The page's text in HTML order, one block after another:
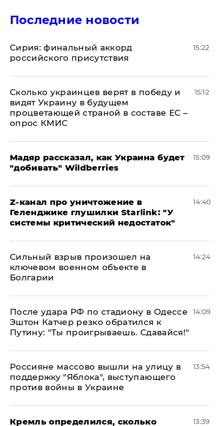
Последние новости
​Сирия: финальный аккорд
российского присутствия
15:22
Сколько украинцев верят в победу и
видят Украину в будущем
процветающей страной в составе ЕС –
опрос КМИС
15:12
Мадяр рассказал, как Украина будет
"добивать" Wildberries
15:09
Z-канал про уничтожение в
Геленджике глушилки Starlink: "У
системы критический недостаток"
14:40
Сильный взрыв произошел на
ключевом военном объекте в
Болгарии
14:24
После удара РФ по стадиону в Одессе
Эштон Катчер резко обратился к
Путину: "Ты проигрываешь. Сдавайся!"
14:09
Россияне массово вышли на улицу в
поддержку "Яблока", выступающего
против войны в Украине
13:54
Кремль определился, сколько 13:39